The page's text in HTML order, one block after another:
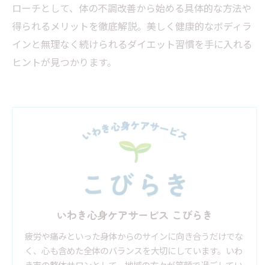
ローチとして、体の不調改善から始める具体的な方法や
得られるメリットを徹底解説。美しく健康的なボディラ
インと無理なく続けられるダイエット習慣を手に入れる
ヒントが見つかります。
いわき心身ケアサービス こびらき
疲労や痛みといった身体からのサインに向き合うだけでな
く、心も含めた全体のバランスを大切にしています。いわ